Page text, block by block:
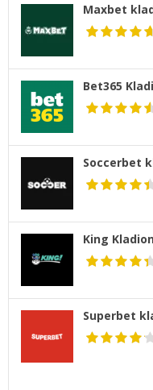
Maxbet
Bet365
Soccerbet
King
Superbet